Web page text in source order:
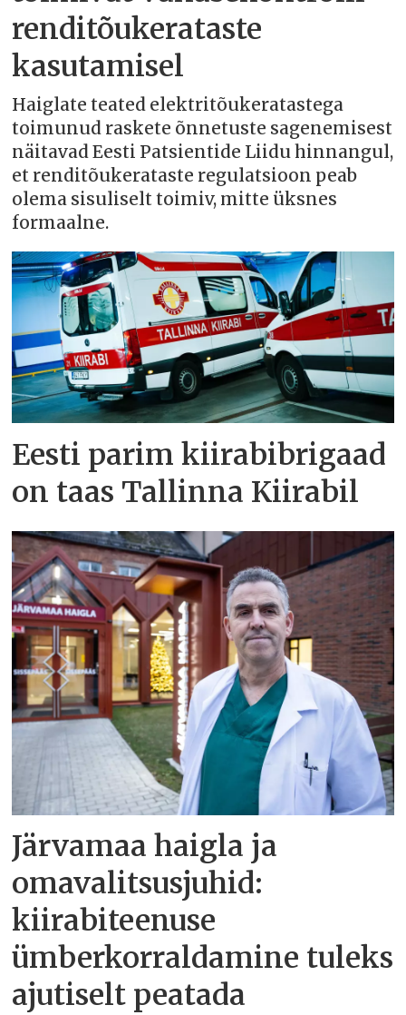
renditõukerataste
kasutamisel
Haiglate teated elektritõukeratastega
toimunud raskete õnnetuste sagenemisest
näitavad Eesti Patsientide Liidu hinnangul,
et renditõukerataste regulatsioon peab
olema sisuliselt toimiv, mitte üksnes
formaalne.
Eesti parim kiirabibrigaad
on taas Tallinna Kiirabil
Järvamaa haigla ja
omavalitsusjuhid:
kiirabiteenuse
ümberkorraldamine tuleks
ajutiselt peatada